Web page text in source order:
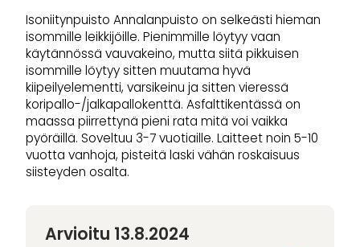
Isoniitynpuisto Annalanpuisto on selkeästi hieman
isommille leikkijöille. Pienimmille löytyy vaan
käytännössä vauvakeino, mutta siitä pikkuisen
isommille löytyy sitten muutama hyvä
kiipeilyelementti, varsikeinu ja sitten vieressä
koripallo-/jalkapallokenttä. Asfalttikentässä on
maassa piirrettynä pieni rata mitä voi vaikka
pyöräillä. Soveltuu 3-7 vuotiaille. Laitteet noin 5-10
vuotta vanhoja, pisteitä laski vähän roskaisuus
siisteyden osalta.
Arvioitu 13.8.2024